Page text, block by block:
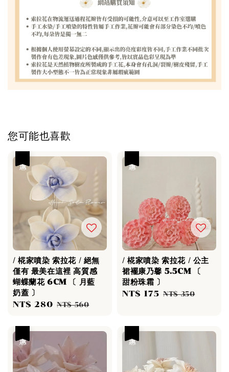
您可能也喜歡
/ 椛家噴染 索拉花 / 絕無
僅有 最美在這裡 高質感
蝴蝶蘭花 6CM 〔 月藍
奶蓋 〕
Sale
NT$ 280 Regular
NT$ 560
/ 椛家噴染 索拉花 / 公主
裙襬康乃馨 5.5CM 〔
甜粉珠霜 〕
Sale
NT$ 175 Regular
NT$ 350